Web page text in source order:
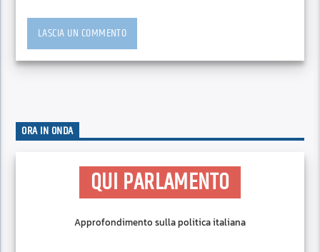
ORA IN ONDA
QUI PARLAMENTO
Approfondimento sulla politica italiana